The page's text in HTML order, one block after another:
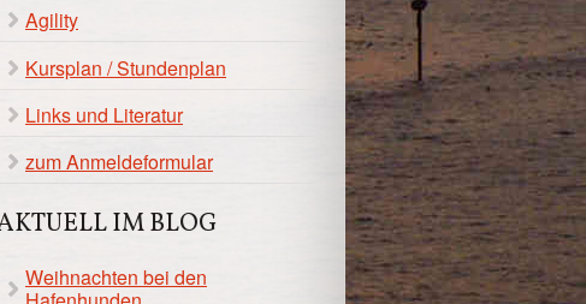
Agility
Kursplan / Stundenplan
Links und Literatur
zum Anmeldeformular
IM BLOG
Weihnachten bei den